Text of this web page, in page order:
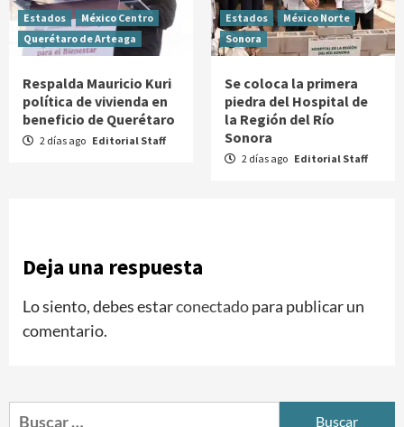
Estados
México Centro
Querétaro de Arteaga
Respalda Mauricio Kuri
política de vivienda en
beneficio de Querétaro
2 días ago Editorial Staff
Estados
México Norte
Sonora
Se coloca la primera
piedra del Hospital de
la Región del Río
Sonora
2 días ago Editorial Staff
Deja una respuesta
Lo siento, debes estarconectadopara publicar un
comentario.
Buscar: